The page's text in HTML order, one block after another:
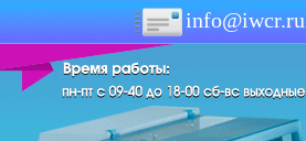
info@iwcr.ru